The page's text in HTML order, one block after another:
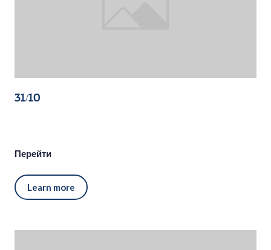
31/10
Перейти
Learn more